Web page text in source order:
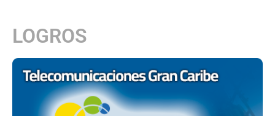
LOGROS